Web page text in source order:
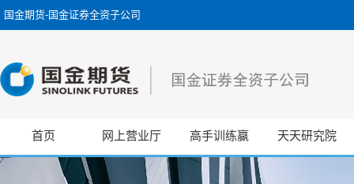
国金期货-国金证券全资子公司
首页 网上营业厅 高手训练赢 天天研究院